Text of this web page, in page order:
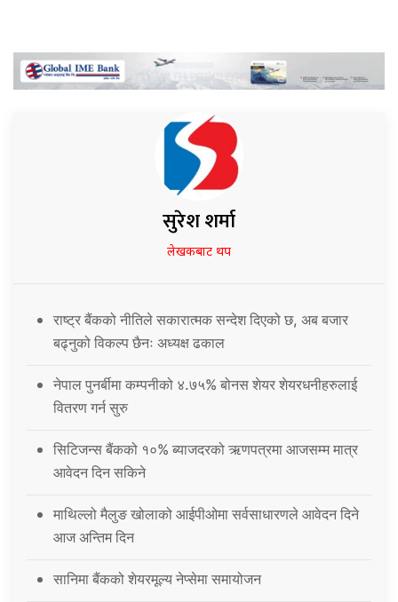
सुरेश शर्मा
लेखकबाट थप
राष्ट्र बैंकको नीतिले सकारात्मक सन्देश दिएको छ, अब बजार
बढ्नुको विकल्प छैनः अध्यक्ष ढकाल
नेपाल पुनर्बीमा कम्पनीको ४.७५% बोनस शेयर शेयरधनीहरुलाई
वितरण गर्न सुरु
सिटिजन्स बैंकको १०% ब्याजदरको ऋणपत्रमा आजसम्म मात्र
आवेदन दिन सकिने
माथिल्लो मैलुङ खोलाको आईपीओमा सर्वसाधारणले आवेदन दिने
आज अन्तिम दिन
सानिमा बैंकको शेयरमूल्य नेप्सेमा समायोजन